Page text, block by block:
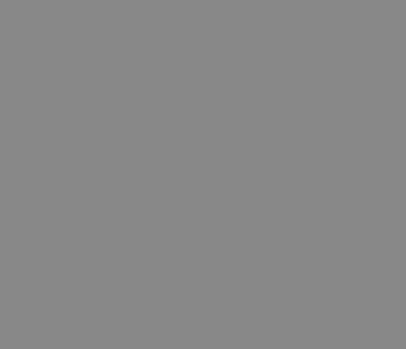
en el
de propósito
las variables
es un número
usa puede ser
es
para un
con casos
el
de
sitio. Registra